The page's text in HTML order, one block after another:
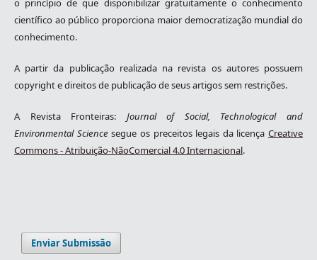
o princípio de que disponibilizar gratuitamente o conhecimento
científico ao público proporciona maior democratização mundial do
conhecimento.
A partir da publicação realizada na revista os autores possuem
copyright e direitos de publicação de seus artigos sem restrições.
A Revista Fronteiras: Journal of Social, Technological and
Environmental Science segue os preceitos legais da licençaCreative
Commons - Atribuição-NãoComercial 4.0 Internacional.
Enviar Submissão